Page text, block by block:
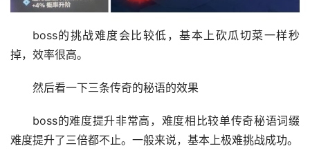
boss的挑战难度会比较低，基本上砍瓜切菜一样秒
掉，效率很高。
然后看一下三条传奇的秘语的效果
boss的难度提升非常高，难度相比较单传奇秘语词缀
难度提升了三倍都不止。一般来说，基本上极难挑战成功。